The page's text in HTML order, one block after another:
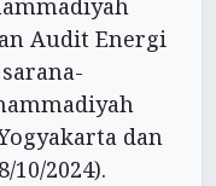
Audit Energi
dan
10/2024).